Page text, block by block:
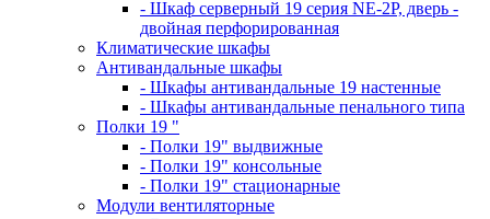
- Шкаф серверный 19 серия NE-2P, дверь -
двойная перфорированная
Климатические шкафы
Антивандальные шкафы
- Шкафы антивандальные 19 настенные
- Шкафы антивандальные пенального типа
Полки 19 "
- Полки 19" выдвижные
- Полки 19" консольные
- Полки 19" стационарные
Модули вентиляторные